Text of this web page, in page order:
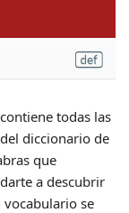
todas las
diccionario de
que
a descubrir
se